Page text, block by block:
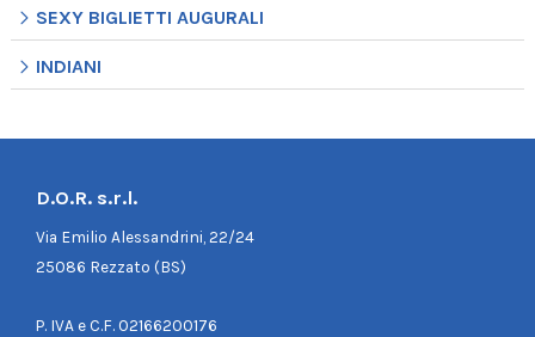
SEXY BIGLIETTI AUGURALI
INDIANI
D.O.R. s.r.l.
Via Emilio Alessandrini, 22/24
25086 Rezzato (BS)
P. IVA e C.F. 02166200176